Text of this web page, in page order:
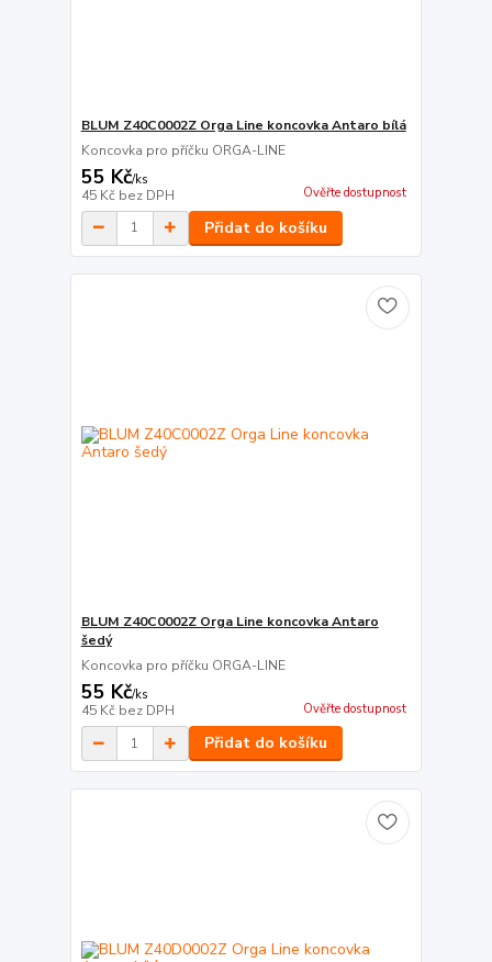
BLUM Z40C0002Z Orga Line koncovka Antaro bílá
Koncovka pro příčku ORGA-LINE
55 Kč/ks
45 Kč bez DPH Ověřte dostupnost
Přidat do košíku
BLUM Z40C0002Z Orga Line koncovka Antaro
šedý
Koncovka pro příčku ORGA-LINE
55 Kč/ks
45 Kč bez DPH Ověřte dostupnost
Přidat do košíku